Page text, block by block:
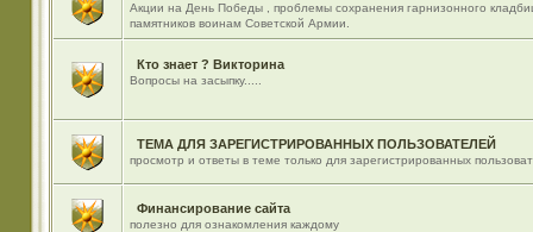
Акции на День Победы , проблемы сохранения гарнизонного
памятников воинам Советской Армии.
Кто знает ? Викторина
Вопросы на засыпку.....
ТЕМА ДЛЯ ЗАРЕГИСТРИРОВАННЫХ ПОЛЬЗОВАТЕЛЕЙ
просмотр и ответы в теме только для зарегистрированных
Финансирование сайта
полезно для ознакомления каждому